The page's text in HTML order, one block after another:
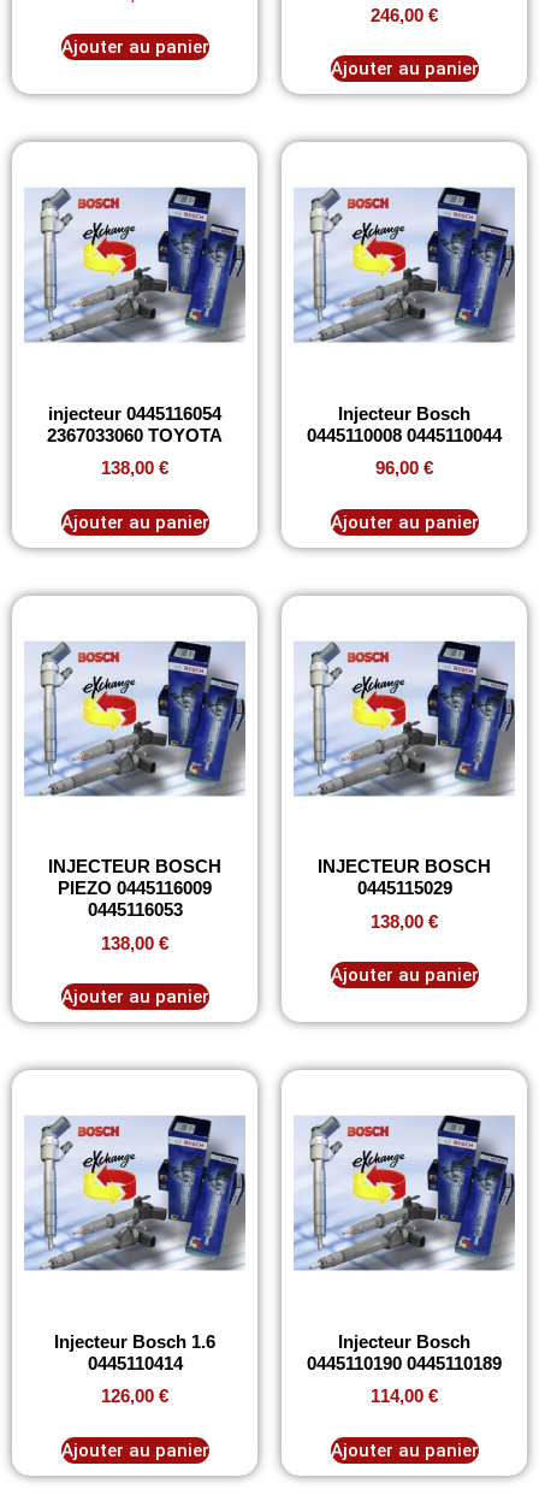
Ajouter au panier
246,00 €
Ajouter au panier
injecteur 0445116054
2367033060 TOYOTA
138,00 €
Ajouter au panier
Injecteur Bosch
0445110008 0445110044
96,00 €
Ajouter au panier
INJECTEUR BOSCH
PIEZO 0445116009
0445116053
138,00 €
Ajouter au panier
INJECTEUR BOSCH
0445115029
138,00 €
Ajouter au panier
Injecteur Bosch 1.6
0445110414
126,00 €
Ajouter au panier
Injecteur Bosch
0445110190 0445110189
114,00 €
Ajouter au panier